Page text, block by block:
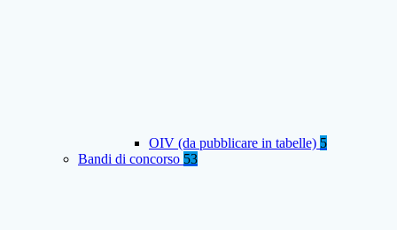
OIV (da pubblicare in tabelle) 5
Bandi di concorso 53